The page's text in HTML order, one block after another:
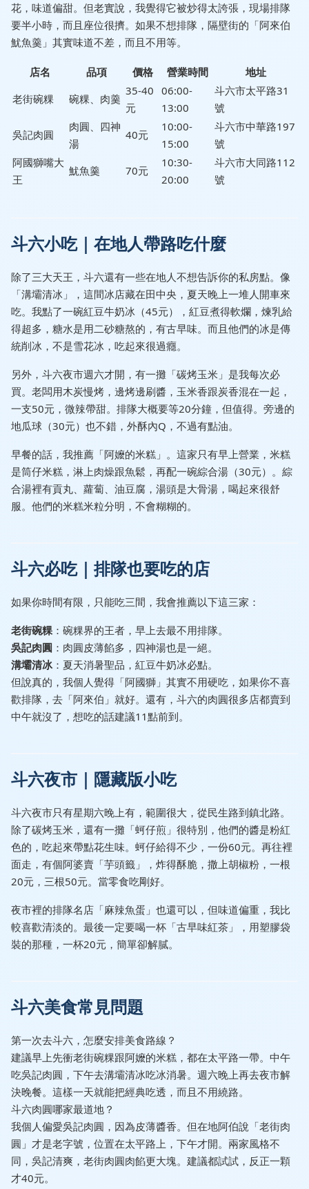
花，味道偏甜。但老實說，我覺得它被炒得太誇張，現場排隊
要半小時，而且座位很擠。如果不想排隊，隔壁街的「阿來伯
魷魚羹」其實味道不差，而且不用等。
店名 品項 價格 營業時間
地址
老街碗粿
碗粿、肉羹
35-40
元
06:00-
13:00
斗六市太平路31
號
吳記肉圓
肉圓、四神
湯
40元
10:00-
15:00
斗六市中華路197
號
阿國獅嘴大
王
魷魚羹 70元
10:30-
20:00
斗六市大同路112
號
斗六小吃｜在地人帶路吃什麼
除了三大天王，斗六還有一些在地人不想告訴你的私房點。像
「溝壩清冰」，這間冰店藏在田中央，夏天晚上一堆人開車來
吃。我點了一碗紅豆牛奶冰（45元），紅豆煮得軟爛，煉乳給
得超多，糖水是用二砂糖熬的，有古早味。而且他們的冰是傳
統削冰，不是雪花冰，吃起來很過癮。
另外，斗六夜市週六才開，有一攤「碳烤玉米」是我每次必
買。老闆用木炭慢烤，邊烤邊刷醬，玉米香跟炭香混在一起，
一支50元，微辣帶甜。排隊大概要等20分鐘，但值得。旁邊的
地瓜球（30元）也不錯，外酥內Q，不過有點油。
早餐的話，我推薦「阿嬤的米糕」。這家只有早上營業，米糕
是筒仔米糕，淋上肉燥跟魚鬆，再配一碗綜合湯（30元）。綜
合湯裡有貢丸、蘿蔔、油豆腐，湯頭是大骨湯，喝起來很舒
服。他們的米糕米粒分明，不會糊糊的。
斗六必吃｜排隊也要吃的店
如果你時間有限，只能吃三間，我會推薦以下這三家：
老街碗粿：碗粿界的王者，早上去最不用排隊。
吳記肉圓 ：肉圓皮薄餡多，四神湯也是一絕。
溝壩清冰 ：夏天消暑聖品，紅豆牛奶冰必點。
但說真的，我個人覺得「阿國獅」其實不用硬吃，如果你不喜
歡排隊，去「阿來伯」就好。還有，斗六的肉圓很多店都賣到
中午就沒了，想吃的話建議11點前到。
斗六夜市｜隱藏版小吃
斗六夜市只有星期六晚上有，範圍很大，從民生路到鎮北路。
除了碳烤玉米，還有一攤「蚵仔煎」很特別，他們的醬是粉紅
色的，吃起來帶點花生味。蚵仔給得不少，一份60元。再往裡
面走，有個阿婆賣「芋頭籤」，炸得酥脆，撒上胡椒粉，一根
20元，三根50元。當零食吃剛好。
夜市裡的排隊名店「麻辣魚蛋」也還可以，但味道偏重，我比
較喜歡清淡的。最後一定要喝一杯「古早味紅茶」，用塑膠袋
裝的那種，一杯20元，簡單卻解膩。
斗六美食常見問題
第一次去斗六，怎麼安排美食路線？
建議早上先衝老街碗粿跟阿嬤的米糕，都在太平路一帶。中午
吃吳記肉圓，下午去溝壩清冰吃冰消暑。週六晚上再去夜市解
決晚餐。這樣一天就能把經典吃透，而且不用繞路。
斗六肉圓哪家最道地？
我個人偏愛吳記肉圓，因為皮薄醬香。但在地阿伯說「老街肉
圓」才是老字號，位置在太平路上，下午才開。兩家風格不
同，吳記清爽，老街肉圓肉餡更大塊。建議都試試，反正一顆
才40元。